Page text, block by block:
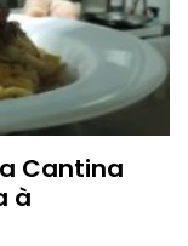
Cantina
à